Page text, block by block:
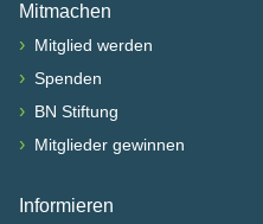
Mitmachen
› Mitglied werden
› Spenden
› BN Stiftung
› Mitglieder gewinnen
Informieren